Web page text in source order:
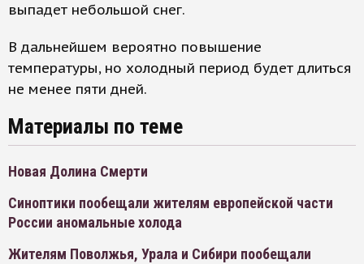
выпадет небольшой снег.
В дальнейшем вероятно повышение
температуры, но холодный период будет длиться
не менее пяти дней.
Материалы по теме
Новая Долина Смерти
Синоптики пообещали жителям европейской части
России аномальные холода
Жителям Поволжья, Урала и Сибири пообещали